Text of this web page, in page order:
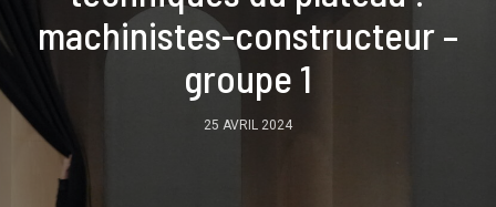
machinistes-constructeur –
groupe 1
25 AVRIL 2024